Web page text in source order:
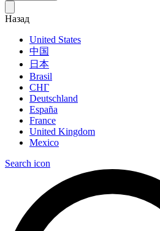
Назад
United States
中国
日本
Brasil
СНГ
Deutschland
España
France
United Kingdom
Mexico
Search icon